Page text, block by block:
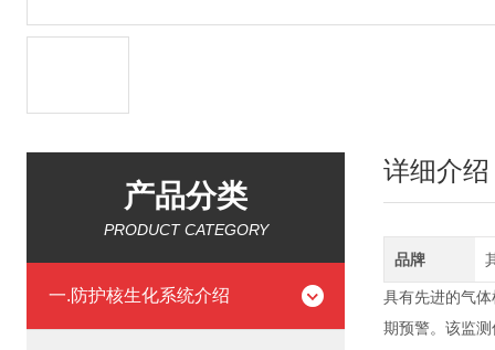
产品分类
PRODUCT CATEGORY
一.防护核生化系统介绍
详细介绍
品牌
具有先进的气
期预警。该监